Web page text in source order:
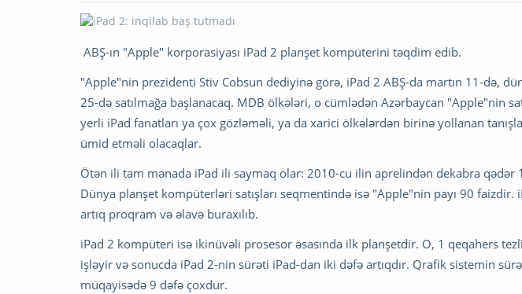
ABŞ-ın "Apple" korporasiyası iPad 2 planşet kompüterini təqdim edib.
"Apple"nin prezidenti Stiv Cobsun dediyinə görə, iPad 2 ABŞ-da martın 11-də,
25-də satılmağa başlanacaq. MDB ölkələri, o cümlədən Azərbaycan "Apple"nin
yerli iPad fanatları ya çox gözləməli, ya da xarici ölkələrdən birinə yollanan
ümid etməli olacaqlar.
Ötən ili tam mənada iPad ili saymaq olar: 2010-cu ilin aprelindən dekabra qədər
Dünya planşet kompüterləri satışları seqmentində isə "Apple"nin payı 90
artıq proqram və əlavə buraxılıb.
iPad 2 kompüteri isə ikinüvəli prosesor əsasında ilk planşetdir. O, 1 qeqahers
işləyir və sonucda iPad 2-nin sürəti iPad-dan iki dəfə artıqdır. Qrafik sistemin
müqayisədə 9 dəfə çoxdur.